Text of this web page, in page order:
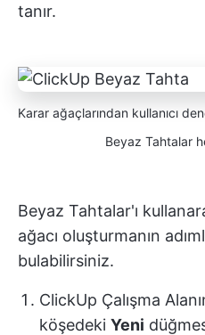
tanır.
Karar ağaçlarından kullanıcı
Beyaz Tahtalar
Beyaz Tahtalar'ı
ağacı oluşturmanın
bulabilirsiniz.
ClickUp Çalışma
köşedeki Yeni